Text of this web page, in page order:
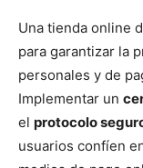
Una tienda online
para garantizar la
personales y de
Implementar un
el protocolo
usuarios confíen